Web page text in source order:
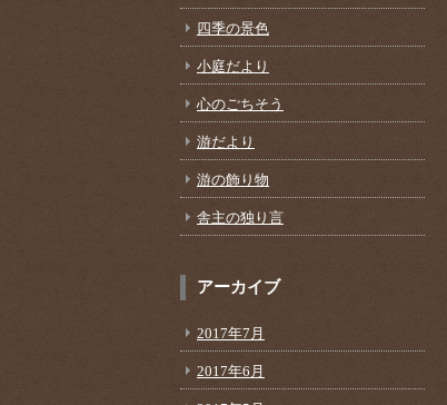
四季の景色
小庭だより
心のごちそう
游だより
游の飾り物
舎主の独り言
アーカイブ
2017年7月
2017年6月